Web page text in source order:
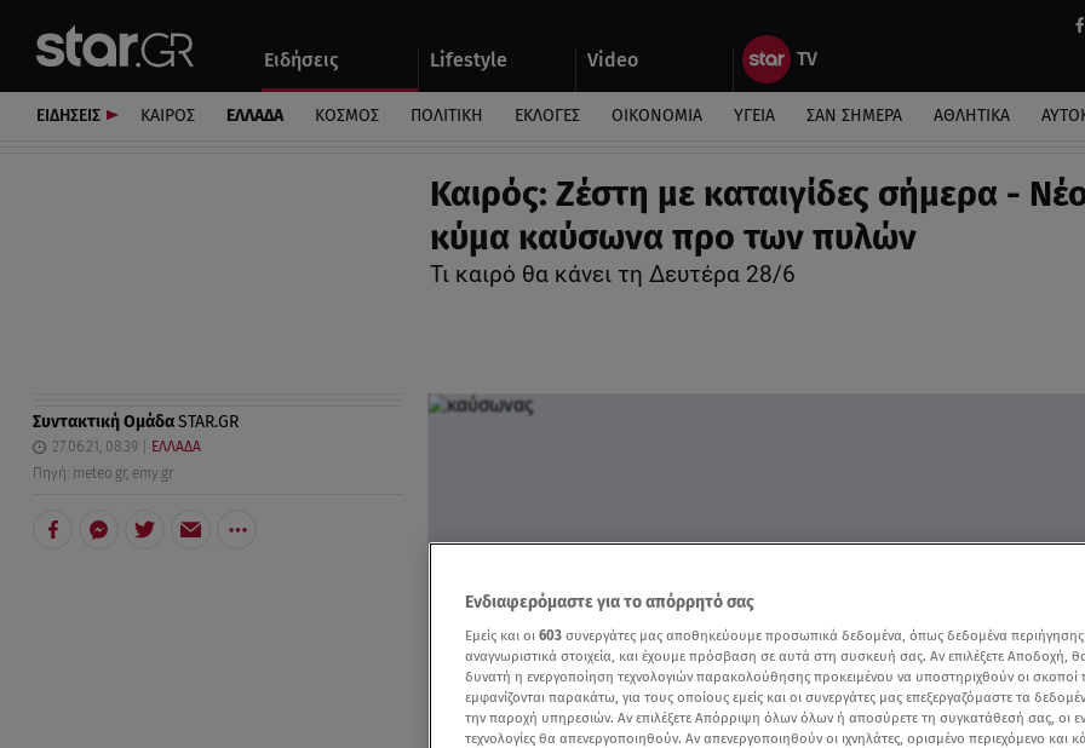
Ειδήσεις Lifestyle Video
Αυτοκίνητο
ΕΙΔΗΣΕΙΣ ΚΑΙΡΟΣ ΕΛΛΑΔΑ ΚΟΣΜΟΣ ΠΟΛΙΤΙΚΗ ΕΚΛΟΓΕΣ ΟΙΚΟΝΟΜΙΑ ΥΓΕΙΑ ΣΑΝ ΣΗΜΕΡΑ ΑΘΛΗΤΙΚΑ
Καιρός: Ζέστη με καταιγίδες σήμερα -
κύμα καύσωνα προ των πυλών
Τι καιρό θα κάνει τη Δευτέρα 28/6
Συντακτική ΟμάδαSTAR.GR
27.06.21, 08:39
ΕΛΛΑΔΑ
Πηγή: meteo.gr, emy.gr
Ενδιαφερόμαστε για το απόρρητό σας
Εμείς και οι 603 συνεργάτες μας αποθηκεύουμε προσωπικά δεδομένα, όπως δεδομένα
αναγνωριστικά στοιχεία, και έχουμε πρόσβαση σε αυτά στη συσκευή σας. Αν επιλέξετε Αποδοχή,
δυνατή η ενεργοποίηση τεχνολογιών παρακολούθησης προκειμένου να υποστηριχθούν οι σκοποί
εμφανίζονται παρακάτω, για τους οποίους εμείς και οι συνεργάτες μας επεξεργαζόμαστε τα
την παροχή υπηρεσιών. Αν επιλέξετε Απόρριψη όλων όλων ή αποσύρετε τη συγκατάθεσή σας, οι
τεχνολογίες θα απενεργοποιηθούν. Αν απενεργοποιηθούν οι ιχνηλάτες, ορισμένο περιεχόμενο και